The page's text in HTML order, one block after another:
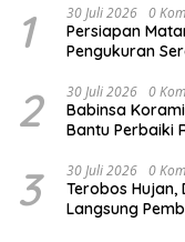
1 30 Juli 2026 0
Persiapan
Pengukuran
2 30 Juli 2026 0
Babinsa
Bantu Perbaiki
3 30 Juli 2026 0
Terobos Hujan,
Langsung